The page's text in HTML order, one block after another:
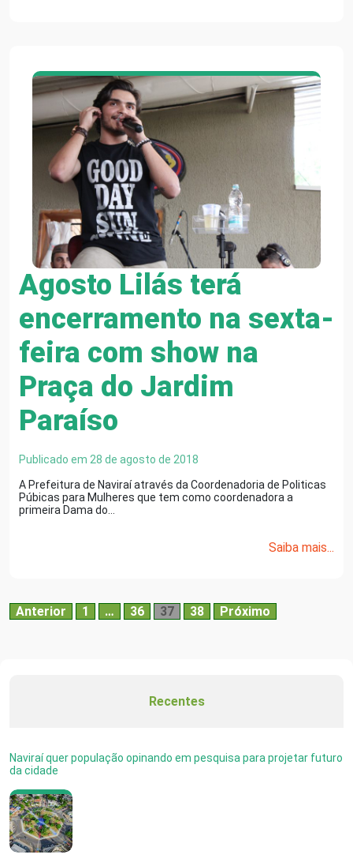
Agosto Lilás terá
encerramento na sexta-
feira com show na
Praça do Jardim
Paraíso
Publicado em 28 de agosto de 2018
A Prefeitura de Naviraí através da Coordenadoria de Politicas
Púbicas para Mulheres que tem como coordenadora a
primeira Dama do…
Saiba mais...
Anterior 1 … 36 37 38 Próximo
Recentes
Naviraí quer população opinando em pesquisa para projetar futuro
da cidade